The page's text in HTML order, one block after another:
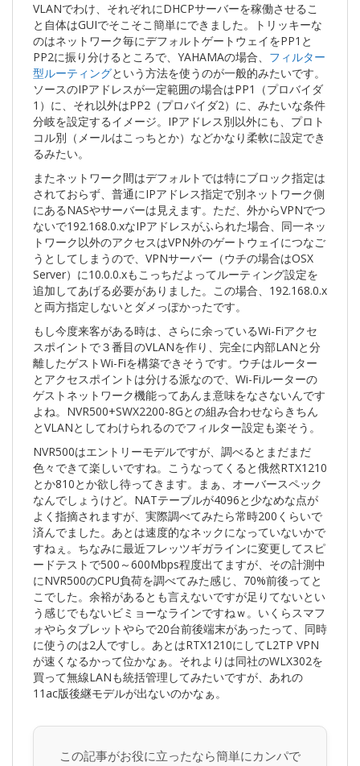
VLANでわけ、それぞれにDHCPサーバーを稼働させるこ
と自体はGUIでそこそこ簡単にできました。トリッキーな
のはネットワーク毎にデフォルトゲートウェイをPP1と
PP2に振り分けるところで、YAHAMAの場合、 フィルター
型ルーティングという方法を使うのが一般的みたいです。
ソースのIPアドレスが一定範囲の場合はPP1（プロバイダ
1）に、それ以外はPP2（プロバイダ2）に、みたいな条件
分岐を設定するイメージ。IPアドレス別以外にも、プロト
コル別（メールはこっちとか）などかなり柔軟に設定でき
るみたい。
またネットワーク間はデフォルトでは特にブロック指定は
されておらず、普通にIPアドレス指定で別ネットワーク側
にあるNASやサーバーは見えます。ただ、外からVPNでつ
ないで192.168.0.xなIPアドレスがふられた場合、同一ネッ
トワーク以外のアクセスはVPN外のゲートウェイにつなご
うとしてしまうので、VPNサーバー（ウチの場合はOSX
Server）に10.0.0.xもこっちだよってルーティング設定を
追加してあげる必要がありました。この場合、192.168.0.x
と両方指定しないとダメっぽかったです。
もし今度来客がある時は、さらに余っているWi-Fiアクセ
スポイントで３番目のVLANを作り、完全に内部LANと分
離したゲストWi-Fiを構築できそうです。ウチはルーター
とアクセスポイントは分ける派なので、Wi-Fiルーターの
ゲストネットワーク機能ってあんま意味をなさないんです
よね。NVR500+SWX2200-8Gとの組み合わせならきちん
とVLANとしてわけられるのでフィルター設定も楽そう。
NVR500はエントリーモデルですが、調べるとまだまだ
色々できて楽しいですね。こうなってくると俄然RTX1210
とか810とか欲し待ってきます。まぁ、オーバースペック
なんでしょうけど。NATテーブルが4096と少なめな点が
よく指摘されますが、実際調べてみたら常時200くらいで
済んでました。あとは速度的なネックになっていないかで
すねぇ。ちなみに最近フレッツギガラインに変更してスピ
ードテストで500～600Mbps程度出てますが、その計測中
にNVR500のCPU負荷を調べてみた感じ、70%前後ってと
こでした。余裕があるとも言えないですが足りてないとい
う感じでもないビミョーなラインですねｗ。いくらスマフ
ォやらタブレットやらで20台前後端末があったって、同時
に使うのは2人ですし。あとはRTX1210にしてL2TP VPN
が速くなるかって位かなぁ。それよりは同社のWLX302を
買って無線LANも統括管理してみたいですが、あれの
11ac版後継モデルが出ないのかなぁ。
この記事がお役に立ったなら簡単にカンパで